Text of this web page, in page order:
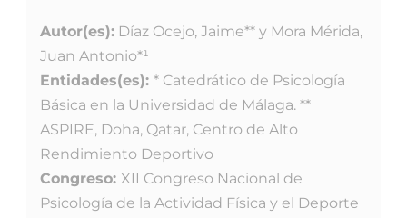
Autor(es): Díaz Ocejo, Jaime** y Mora Mérida,
Juan Antonio*¹
Entidades(es): * Catedrático de Psicología
Básica en la Universidad de Málaga. **
ASPIRE, Doha, Qatar, Centro de Alto
Rendimiento Deportivo
Congreso: XII Congreso Nacional de
Psicología de la Actividad Física y el Deporte